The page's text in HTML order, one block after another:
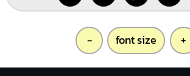
- font size +